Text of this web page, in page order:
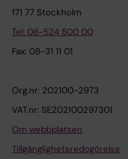
171 77 Stockholm
Tel: 08-524 800 00
Fax: 08-31 11 01
Org.nr: 202100-2973
VAT.nr: SE202100297301
Om webbplatsen
Tillgänglighetsredogörelse